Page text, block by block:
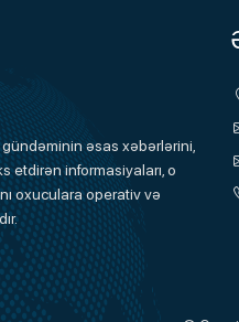
əsas xəbərlərini,
etdirən informasiyaları, o
oxuculara operativ və